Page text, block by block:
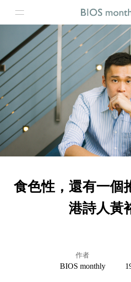
食色性，還有一個
港詩人黃
作者
BIOS monthly